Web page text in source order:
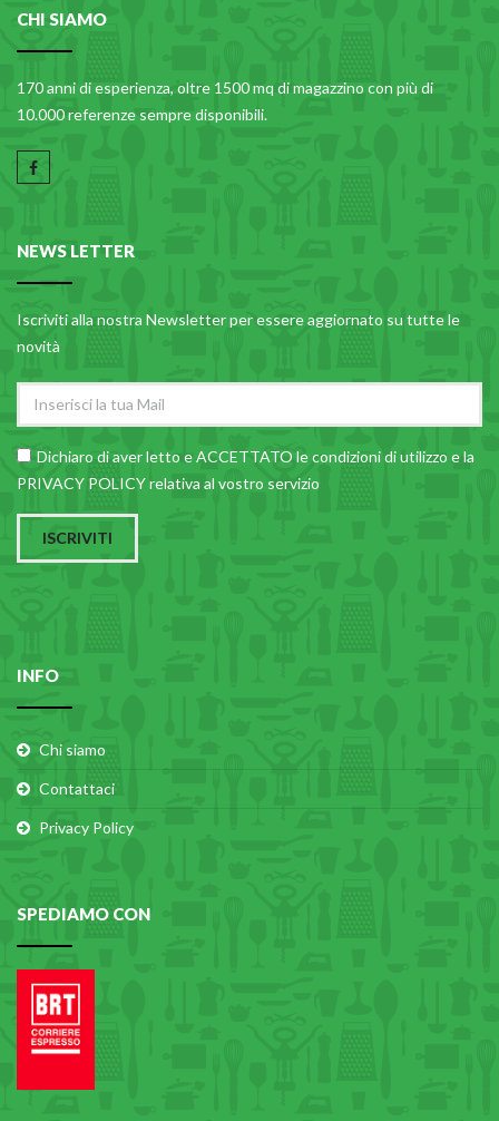
CHI SIAMO
170 anni di esperienza, oltre 1500 mq di magazzino con più di
10.000 referenze sempre disponibili.
NEWS LETTER
Iscriviti alla nostra Newsletter per essere aggiornato su tutte le
novità
Dichiaro di aver letto e ACCETTATO lecondizioni di utilizzo e la
PRIVACY POLICY relativa al vostro servizio
ISCRIVITI
INFO
Chi siamo
Contattaci
Privacy Policy
SPEDIAMO CON